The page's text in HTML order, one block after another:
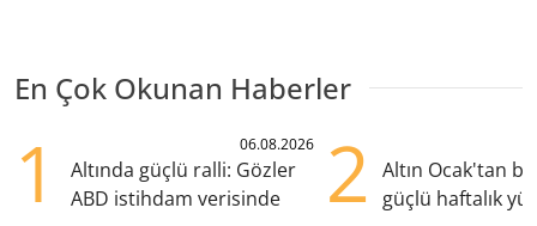
En Çok Okunan Haberler
1 06.08.2026
Altında güçlü ralli: Gözler
ABD istihdam verisinde
2
Altın Ocak'tan
güçlü haftalık